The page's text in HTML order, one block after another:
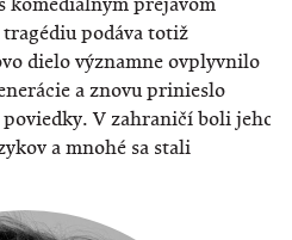
podáva totiž
dielo významne ovplyvnilo
a znovu prinieslo
V zahraničí boli jeho
a mnohé sa stali